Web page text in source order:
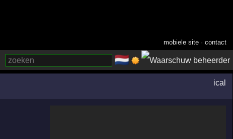
mobiele site ·contact
🇳🇱
ical